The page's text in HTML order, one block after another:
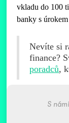
vkladu do 100
banky s
Nevíte si
finance?
poradců,
S